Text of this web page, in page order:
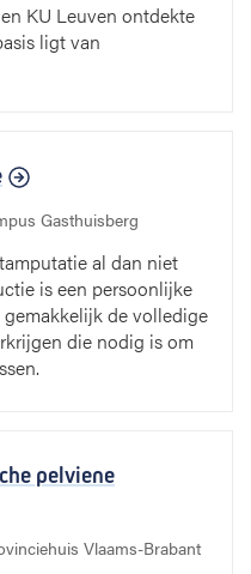
KU Leuven ontdekte
ligt van
Gasthuisberg
al dan niet
is een persoonlijke
de volledige
die nodig is om
pelviene
Vlaams-Brabant